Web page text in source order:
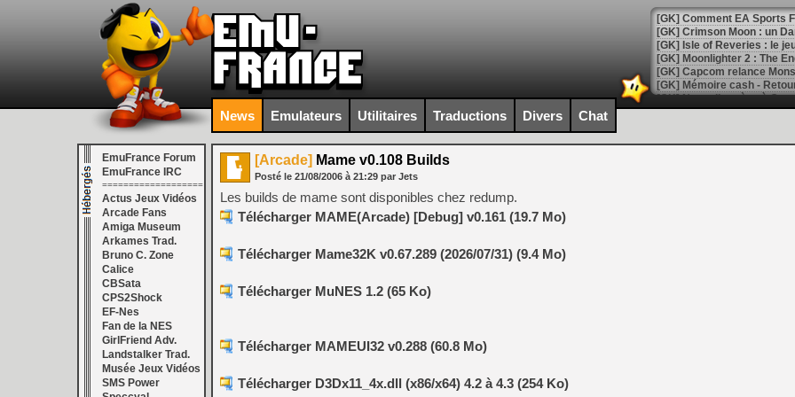
[GK] Comment EA Sports
[GK] Crimson Moon : un
[GK] Isle of Reveries : le
[GK] Moonlighter 2 : The
[GK] Capcom relance
[Mo5] Deux inédits du
[GK] Le beat'em up The
[GK] Endless Legend 2 :
[LS] [PS5] Le WebKit
[GK] Oubliez Crazy Taxi,
[LS] [Switch] NSZ 5.0.0
[GK] No More Room in
[GK] Un chatbot Atelier
[GK] Mémoire cash -
News Emulateurs Utilitaires Traductions Divers Chat
EmuFrance Forum
EmuFrance IRC
===================
Actus Jeux Vidéos
Arcade Fans
Amiga Museum
Arkames Trad.
Bruno C. Zone
Calice
CBSata
CPS2Shock
EF-Nes
Fan de la NES
GirlFriend Adv.
Landstalker Trad.
Musée Jeux Vidéos
SMS Power
[Arcade] Mame v0.108 Builds
Posté le 21/08/2006 à 21:29 par Jets
Les builds de mame sont disponibles chez redump.
Télécharger MAME(Arcade) [Debug] v0.161 (19.7 Mo)
Télécharger Mame32K v0.67.289 (2026/07/31) (9.4 Mo)
Télécharger MuNES 1.2 (65 Ko)
Télécharger MAMEUI32 v0.288 (60.8 Mo)
Télécharger D3Dx11_4x.dll (x86/x64) 4.2 à 4.3 (254 Ko)